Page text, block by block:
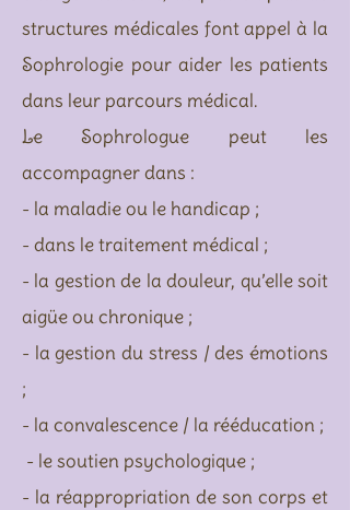
structures médicales font appel à la
Sophrologie pour aider les patients
dans leur parcours médical.
Le Sophrologue peut les
accompagner dans :
- la maladie ou le handicap ;
- dans le traitement médical ;
- la gestion de la douleur, qu’elle soit
aigüe ou chronique ;
- la gestion du stress / des émotions
;
- la convalescence / la rééducation ;
- le soutien psychologique ;
- la réappropriation de son corps et